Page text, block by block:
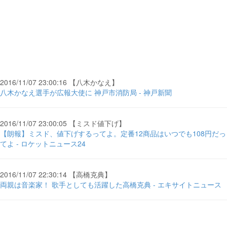
2016/11/07 23:00:16 【八木かなえ】
八木かなえ選手が広報大使に 神戸市消防局 - 神戸新聞
2016/11/07 23:00:05 【ミスド値下げ】
【朗報】ミスド、値下げするってよ。定番12商品はいつでも108円だっ
てよ - ロケットニュース24
2016/11/07 22:30:14 【高橋克典】
両親は音楽家！ 歌手としても活躍した高橋克典 - エキサイトニュース